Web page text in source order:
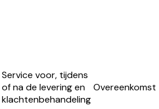
Service voor, tijdens
of na de levering en
klachtenbehandeling
Overeenkomst